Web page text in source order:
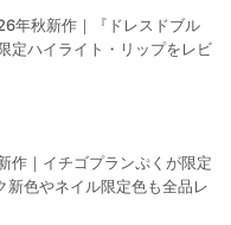
年秋新作｜『ドレスドブル
定ハイライト・リップをレビ
作｜イチゴプランぷくが限定
新色やネイル限定色も全品レ